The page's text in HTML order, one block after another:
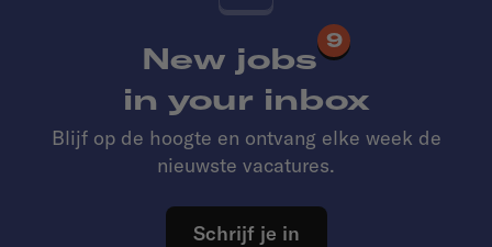
New jobs
9
in your inbox
Blijf op de hoogte en ontvang elke week de
nieuwste vacatures.
Schrijf je in